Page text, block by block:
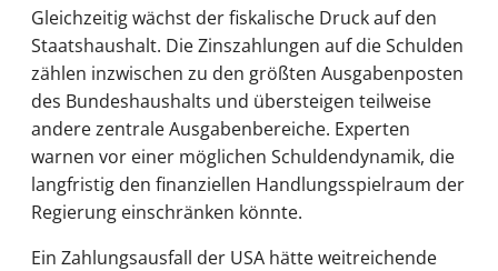
Gleichzeitig wächst der fiskalische Druck auf den
Staatshaushalt. Die Zinszahlungen auf die Schulden
zählen inzwischen zu den größten Ausgabenposten
des Bundeshaushalts und übersteigen teilweise
andere zentrale Ausgabenbereiche. Experten
warnen vor einer möglichen Schuldendynamik, die
langfristig den finanziellen Handlungsspielraum der
Regierung einschränken könnte.
Ein Zahlungsausfall der USA hätte weitreichende